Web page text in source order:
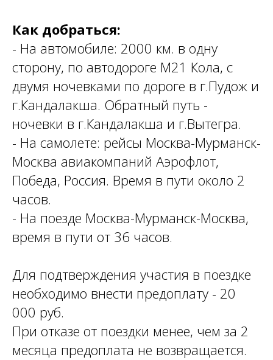
Как добраться:
- На автомобиле: 2000 км. в одну
сторону, по автодороге М21 Кола, с
двумя ночевками по дороге в г.Пудож и
г.Кандалакша. Обратный путь -
ночевки в г.Кандалакша и г.Вытегра.
- На самолете: рейсы Москва-Мурманск-
Москва авиакомпаний Аэрофлот,
Победа, Россия. Время в пути около 2
часов.
- На поезде Москва-Мурманск-Москва,
время в пути от 36 часов.
Для подтверждения участия в поездке
необходимо внести предоплату - 20
000 руб.
При отказе от поездки менее, чем за 2
месяца предоплата не возвращается.